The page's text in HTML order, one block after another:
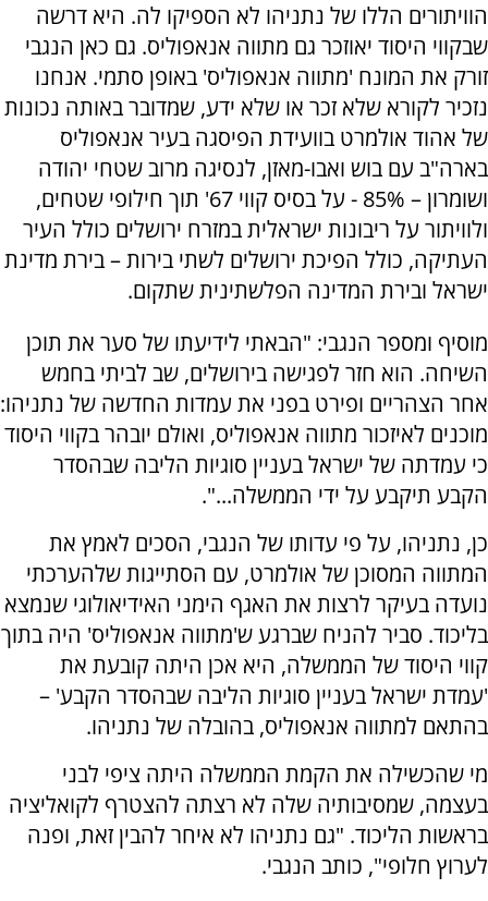
הוויתורים הללו של נתניהו לא הספיקו לה. היא דרשה
שבקווי היסוד יאוזכר גם מתווה אנאפוליס. גם כאן הנגבי
זורק את המונח 'מתווה אנאפוליס' באופן סתמי. אנחנו
נזכיר לקורא שלא זכר או שלא ידע, שמדובר באותה נכונות
של אהוד אולמרט בוועידת הפיסגה בעיר אנאפוליס
בארה"ב עם בוש ואבו-מאזן, לנסיגה מרוב שטחי יהודה
ושומרון – 85% - על בסיס קווי 67' תוך חילופי שטחים,
ולוויתור על ריבונות ישראלית במזרח ירושלים כולל העיר
העתיקה, כולל הפיכת ירושלים לשתי בירות – בירת מדינת
ישראל ובירת המדינה הפלשתינית שתקום.
מוסיף ומספר הנגבי: "הבאתי לידיעתו של סער את תוכן
השיחה. הוא חזר לפגישה בירושלים, שב לביתי בחמש
אחר הצהריים ופירט בפני את עמדות החדשה של נתניהו:
מוכנים לאיזכור מתווה אנאפוליס, ואולם יובהר בקווי היסוד
כי עמדתה של ישראל בעניין סוגיות הליבה שבהסדר
הקבע תיקבע על ידי הממשלה...".
כן, נתניהו, על פי עדותו של הנגבי, הסכים לאמץ את
המתווה המסוכן של אולמרט, עם הסתייגות שלהערכתי
נועדה בעיקר לרצות את האגף הימני האידיאולוגי שנמצא
בליכוד. סביר להניח שברגע ש'מתווה אנאפוליס' היה בתוך
קווי היסוד של הממשלה, היא אכן היתה קובעת את
'עמדת ישראל בעניין סוגיות הליבה שבהסדר הקבע' –
בהתאם למתווה אנאפוליס, בהובלה של נתניהו.
מי שהכשילה את הקמת הממשלה היתה ציפי לבני
בעצמה, שמסיבותיה שלה לא רצתה להצטרף לקואליציה
בראשות הליכוד. "גם נתניהו לא איחר להבין זאת, ופנה
לערוץ חלופי", כותב הנגבי.